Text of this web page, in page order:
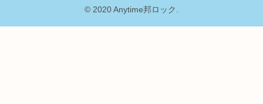
© 2020 Anytime邦ロック.